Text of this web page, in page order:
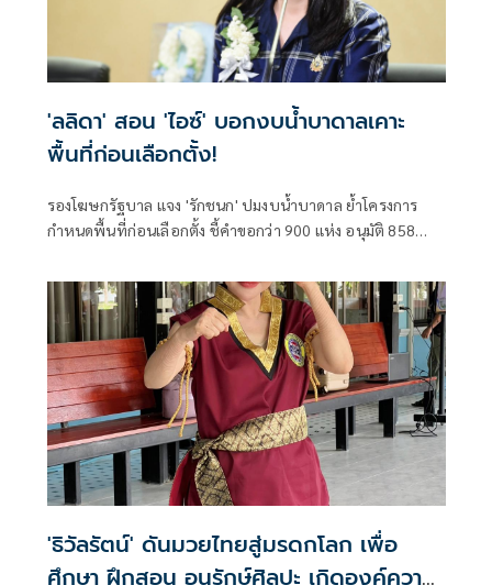
'ลลิดา' สอน 'ไอซ์' บอกงบน้ำบาดาลเคาะ
พื้นที่ก่อนเลือกตั้ง!
รองโฆษกรัฐบาล แจง 'รักชนก' ปมงบน้ำบาดาล ย้ำโครงการ
กำหนดพื้นที่ก่อนเลือกตั้ง ชี้คำขอกว่า 900 แห่ง อนุมัติ 858
'ธิวัลรัตน์' ดันมวยไทยสู่มรดกโลก เพื่อ
ศึกษา ฝึกสอน อนุรักษ์ศิลปะ เกิดองค์ความ